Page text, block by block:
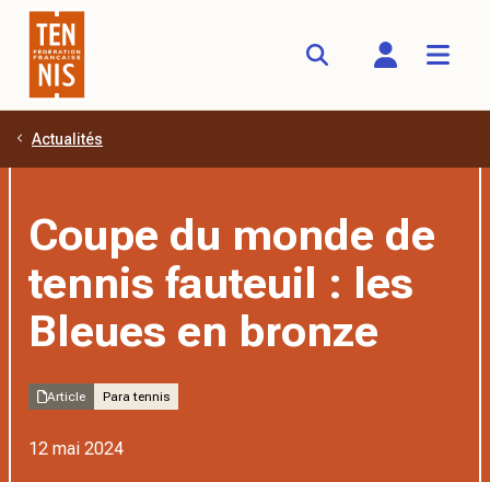
Aller au contenu principal
Actualités
Coupe du monde de
tennis fauteuil : les
Bleues en bronze
Article Para tennis
12 mai 2024